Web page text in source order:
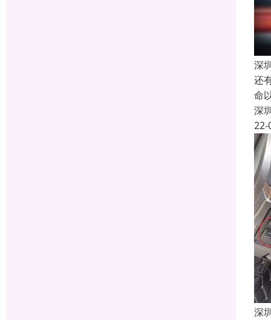
深
还
命
深
22-
深